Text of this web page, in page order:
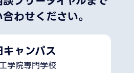
わせください。
ャンパス
学院専門学校